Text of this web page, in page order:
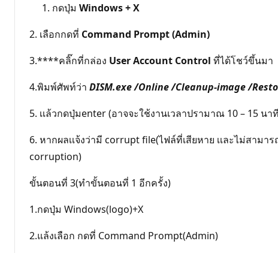
กดปุ่ม Windows + X
2. เลือกกดที่ Command Prompt (Admin)
3.****คลิ๊กที่กล่อง User Account Control ที่ได้โชว์ขึ้นมา
4.พิมพ์ศัพท์ว่า DISM.exe /Online /Cleanup-image /
5. เเล้วกดปุ่มenter (อาจจะใช้งานเวลาปรามาณ 10 – 15 นา
6. หากผลเเจ้งว่ามี corrupt file(ไฟล์ที่เสียหาย เเละไม่สา
corruption)
ขั้นตอนที่ 3(ทำขั้นตอนที่ 1 อีกครั้ง)
1.กดปุ่ม Windows(logo)+X
2.แล้งเลือก กดที่ Command Prompt(Admin)